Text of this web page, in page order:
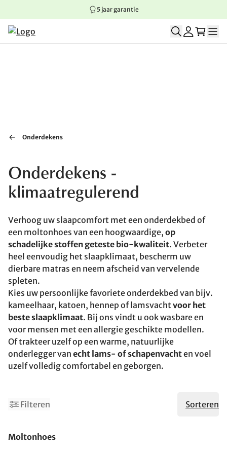
Springen naar hoofdinhoud
Springen naar hoofdnavigatie
Springen naar voettekst
5 jaar garantie
Onderdekens
Onderdekens -
klimaatregulerend
Verhoog uw slaapcomfort met een onderdekbed of
een moltonhoes van een hoogwaardige, op
schadelijke stoffen geteste bio-kwaliteit. Verbeter
heel eenvoudig het slaapklimaat, bescherm uw
dierbare matras en neem afscheid van vervelende
spleten.
Kies uw persoonlijke favoriete onderdekbed van bijv.
kameelhaar, katoen, hennep of lamsvachtvoor het
beste slaapklimaat. Bij ons vindt u ook wasbare en
voor mensen met een allergie geschikte modellen.
Of trakteer uzelf op een warme, natuurlijke
onderlegger van echt lams- of schapenvachten voel
uzelf volledig comfortabel en geborgen.
Filteren Sorteren
Moltonhoes